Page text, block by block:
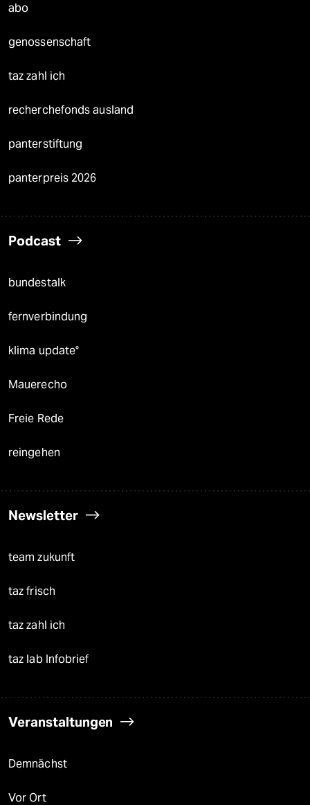
abo
genossenschaft
taz zahl ich
recherchefonds ausland
panterstiftung
panterpreis 2026
Podcast
bundestalk
fernverbindung
klima update°
Mauerecho
Freie Rede
reingehen
Newsletter
team zukunft
taz frisch
taz zahl ich
taz lab Infobrief
Veranstaltungen
Demnächst
Vor Ort